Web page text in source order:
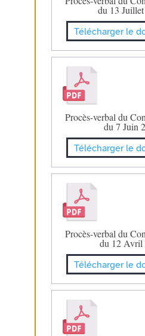
du 13
Télécharger le
Procès-verbal du
du 7 Juin
Télécharger le
Procès-verbal du
du 12 Avril
Télécharger le